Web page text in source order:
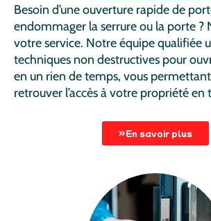
Besoin d’une ouverture rapide de
endommager la serrure ou la porte ?
votre service. Notre équipe qualifiée
techniques non destructives pour
en un rien de temps, vous
retrouver l’accès à votre propriété
En savoir plus